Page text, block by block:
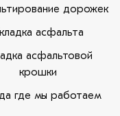
дорожек
асфальта
асфальтовой
крошки
где мы работаем